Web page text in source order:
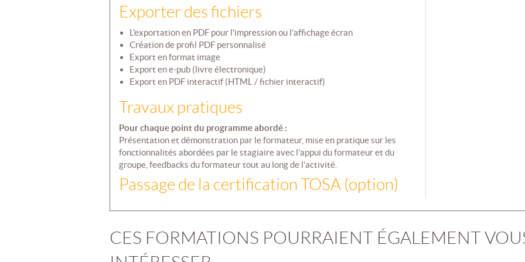
Exporter des fichiers
L'exportation en PDF pour l'impression ou l’affichage écran
Création de profil PDF personnalisé
Export en format image
Export en e-pub (livre électronique)
Export en PDF interactif (HTML / fichier interactif)
Travaux pratiques
Pour chaque point du programme abordé :
Présentation et démonstration par le formateur, mise en pratique sur les
fonctionnalités abordées par le stagiaire avec l’appui du formateur et du
groupe, feedbacks du formateur tout au long de l’activité.
Passage de la certification TOSA (option)
CES FORMATIONS POURRAIENT ÉGALEMENT